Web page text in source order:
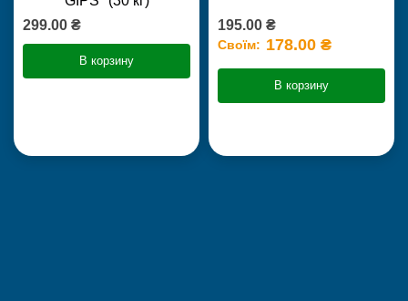
299.00 ₴
В корзину
195.00 ₴
Своїм: 178.00 ₴
В корзину